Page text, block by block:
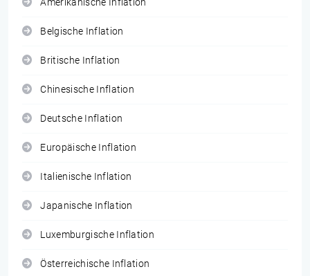
Amerikanische Inflation
Belgische Inflation
Britische Inflation
Chinesische Inflation
Deutsche Inflation
Europäische Inflation
Italienische Inflation
Japanische Inflation
Luxemburgische Inflation
Österreichische Inflation